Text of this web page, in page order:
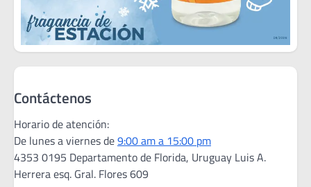
Contáctenos
Horario de atención:
De lunes a viernes de9:00 am a 15:00 pm
4353 0195 Departamento de Florida, Uruguay Luis A.
Herrera esq. Gral. Flores 609